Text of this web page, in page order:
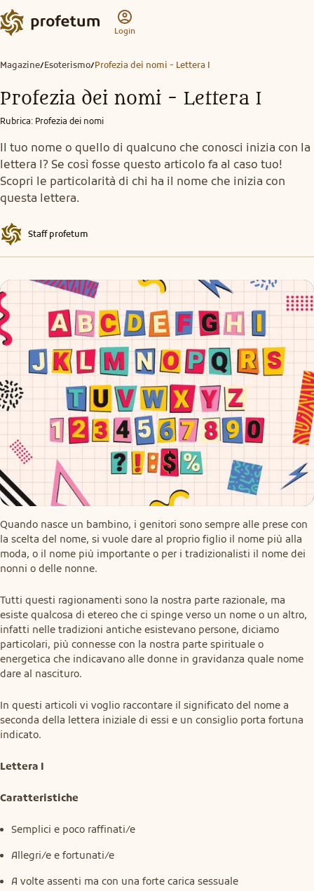
Login
Magazine/Esoterismo/Profezia dei nomi - Lettera I
Profezia dei nomi - Lettera I
Rubrica: Profezia dei nomi
Il tuo nome o quello di qualcuno che conosci inizia con la
lettera I? Se così fosse questo articolo fa al caso tuo!
Scopri le particolarità di chi ha il nome che inizia con
questa lettera.
Staff profetum
Quando nasce un bambino, i genitori sono sempre alle prese con
la scelta del nome, si vuole dare al proprio figlio il nome più alla
moda, o il nome più importante o per i tradizionalisti il nome dei
nonni o delle nonne.
Tutti questi ragionamenti sono la nostra parte razionale, ma
esiste qualcosa di etereo che ci spinge verso un nome o un altro,
infatti nelle tradizioni antiche esistevano persone, diciamo
particolari, più connesse con la nostra parte spirituale o
energetica che indicavano alle donne in gravidanza quale nome
dare al nascituro.
In questi articoli vi voglio raccontare il significato del nome a
seconda della lettera iniziale di essi e un consiglio porta fortuna
indicato.
Lettera I
Caratteristiche
Semplici e poco raffinati/e
Allegri/e e fortunati/e
A volte assenti ma con una forte carica sessuale